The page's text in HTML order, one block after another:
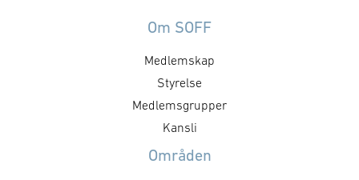
utefter en årligt fastställd
mål och aktiviteter. Syftet med
mötet är att utveckla föreningens
positioner inom cyberområdet,
att besluta om kommande
samt att nätverka mellan
Om SOFF
Medlemskap
Styrelse
Medlemsgrupper
Kansli
Områden